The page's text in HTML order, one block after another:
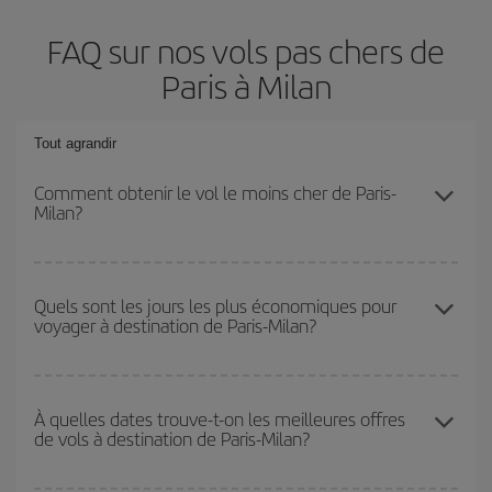
FAQ sur nos vols pas chers de
Paris à Milan
Tout agrandir
Comment obtenir le vol le moins cher de Paris-
Milan?
bénéficiez du tarif le plus bas en évitant les hautes saisons, en
achetant à l'avance et en restant flexible sur les dates et les
Quels sont les jours les plus économiques pour
voyager à destination de Paris-Milan?
vous suffit de lancer une recherche dans notre
moteur de
recherche de vols économiques. Dites-nous d'où vous partez,
À quelles dates trouve-t-on les meilleures offres
de vols à destination de Paris-Milan?